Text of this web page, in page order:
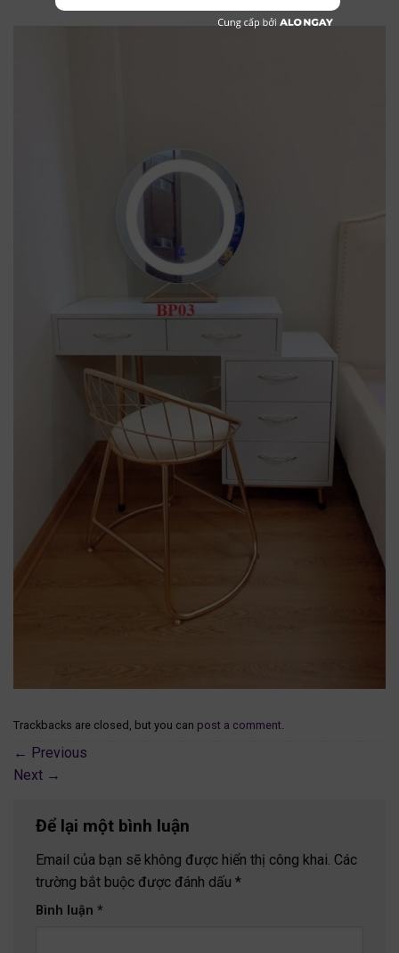
Trackbacks are closed, but you can post a comment
← Previous
Next →
Để lại một bình luận
Email của bạn sẽ không được hiển thị công khai. Các
trường bắt buộc được đánh dấu *
Bình luận *